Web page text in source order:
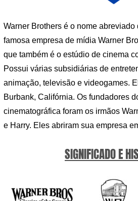
Warner Brothers é o nome
famosa empresa de mídia Warner
que também é o estúdio de cinema
Possui várias subsidiárias de
animação, televisão e videogames.
Burbank, Califórnia. Os fundadores
cinematográfica foram os irmãos
e Harry. Eles abriram sua empresa
SIGNIFICADO E